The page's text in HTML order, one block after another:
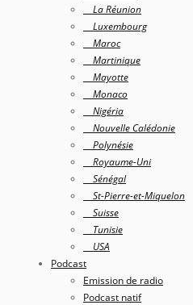
La Réunion
Luxembourg
Maroc
Martinique
Mayotte
Monaco
Nigéria
Nouvelle Calédonie
Polynésie
Royaume-Uni
Sénégal
St-Pierre-et-Miquelon
Suisse
Tunisie
USA
Podcast
Emission de radio
Podcast natif